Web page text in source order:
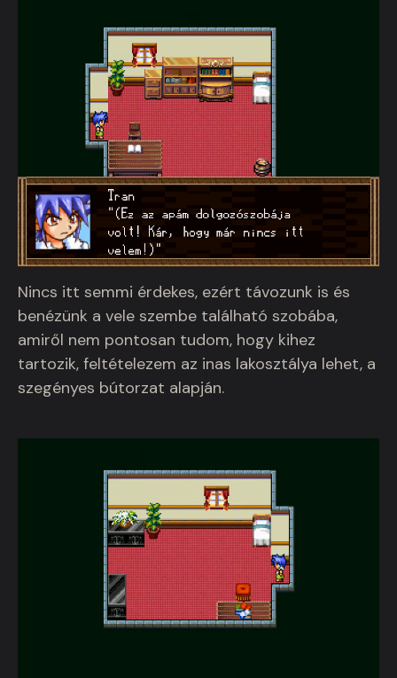
Nincs itt semmi érdekes, ezért távozunk is és
benézünk a vele szembe található szobába,
amiről nem pontosan tudom, hogy kihez
tartozik, feltételezem az inas lakosztálya lehet, a
szegényes bútorzat alapján.